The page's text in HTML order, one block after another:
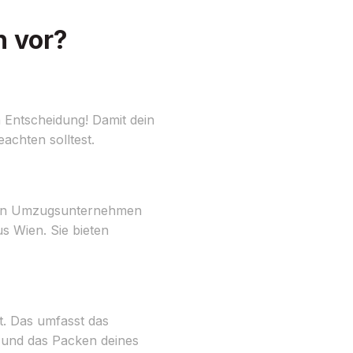
vor?
Damit dein
solltest.
Umzugsunternehmen
Wien. Sie bieten
Das umfasst das
das Packen deines